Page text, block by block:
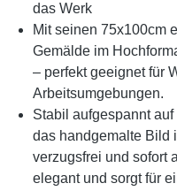
das Werk
Mit seinen 75x100cm
Gemälde im
– perfekt geeignet für
Arbeitsumgebungen.
Stabil aufgespannt
das handgemalte Bild
verzugsfrei und sofort
elegant und sorgt für